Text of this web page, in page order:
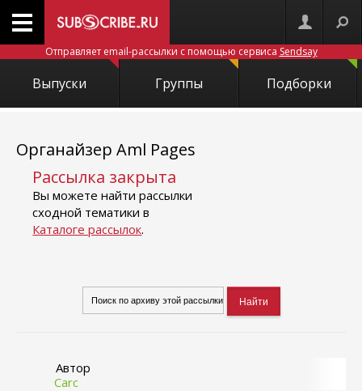
Отправляет email-рассылки с помощью сервиса Sendsay
Выпуски Группы Подборки
Органайзер Aml Pages
Рассылка закрыта
Вы можете найти рассылки
сходной тематики в
Каталоге рассылок.
Автор
Carc